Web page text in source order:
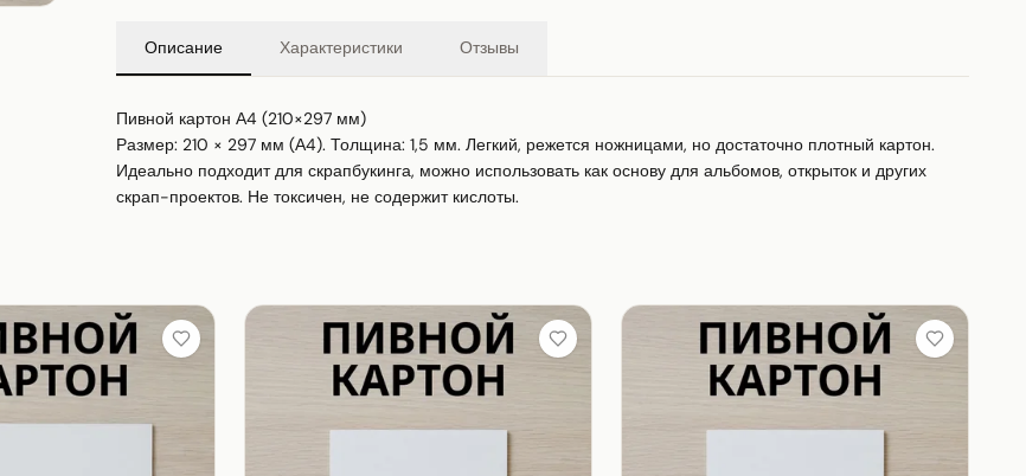
Описание Характеристики Отзывы
Пивной картон А4 (210×297 мм)
Размер: 210 × 297 мм (А4). Толщина: 1,5 мм. Легкий, режется ножницами, но достаточно плотный картон.
Идеально подходит для скрапбукинга, можно использовать как основу для альбомов, открыток и других
скрап-проектов. Не токсичен, не содержит кислоты.